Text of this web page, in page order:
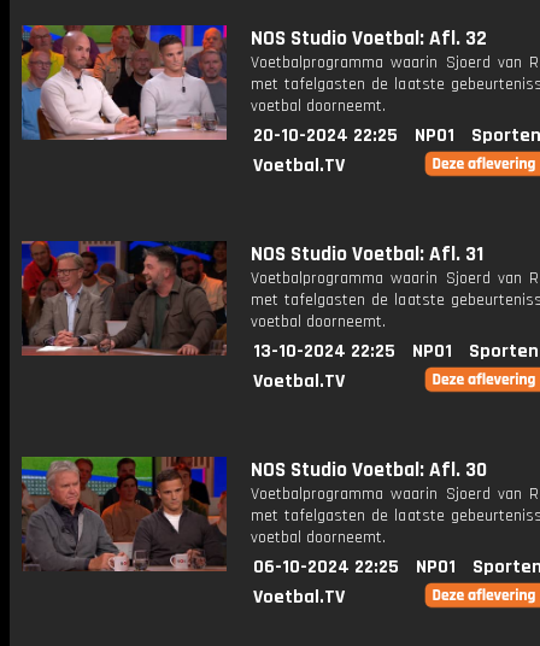
NOS Studio Voetbal: Afl. 32
Voetbalprogramma waarin Sjoerd van
met tafelgasten de laatste
voetbal doorneemt.
20-10-2024 22:25 NPO1
Voetbal.TV
NOS Studio Voetbal: Afl. 31
Voetbalprogramma waarin Sjoerd van
met tafelgasten de laatste
voetbal doorneemt.
13-10-2024 22:25 NPO1
Voetbal.TV
NOS Studio Voetbal: Afl. 30
Voetbalprogramma waarin Sjoerd van
met tafelgasten de laatste
voetbal doorneemt.
06-10-2024 22:25 NPO1
Voetbal.TV